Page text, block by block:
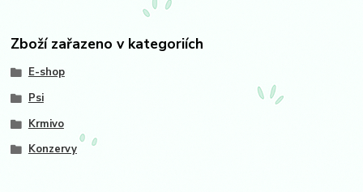
Zboží zařazeno v kategoriích
E-shop
Psi
Krmivo
Konzervy